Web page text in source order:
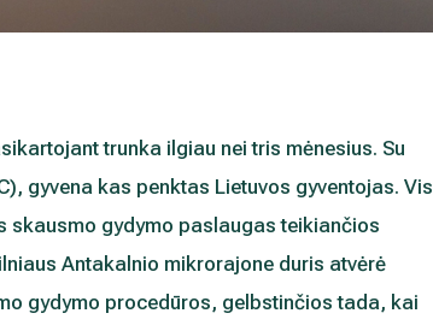
trunka ilgiau nei tris mėnesius. Su
gyvena kas penktas Lietuvos gyventojas. Vis
skausmo gydymo paslaugas teikiančios
Antakalnio mikrorajone duris atvėrė
gydymo procedūros, gelbstinčios tada, kai